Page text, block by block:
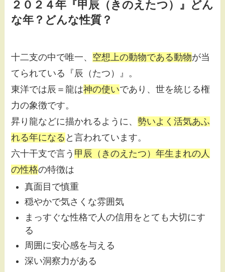
２０２４年『甲辰（きのえたつ）』どん
な年？どんな性質？
十二支の中で唯一、 空想上の動物である動物が当
てられている『辰（たつ）』。
東洋では辰＝龍は神の使いであり、世を統じる権
力の象徴です。
昇り龍などに描かれるように、勢いよく活気あふ
れる年になる と言われています。
六十干支で言う 甲辰（きのえたつ）年生まれの人
の性格の特徴は
真面目で慎重
穏やかで気さくな雰囲気
まっすぐな性格で人の信用をとても大切にす
る
周囲に安心感を与える
深い洞察力がある